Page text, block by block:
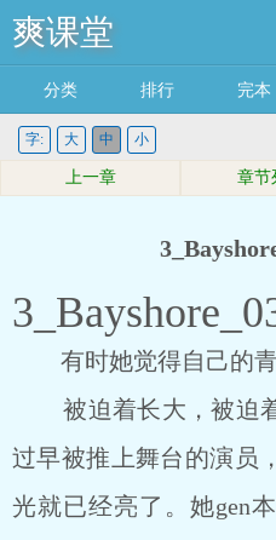
爽课堂
分类 排行 完本
字: 大 中 小
上一章 章节
有时她觉得自己的青
被迫着长大，被迫着
过早被推上舞台的演员
光就已经亮了。她gen